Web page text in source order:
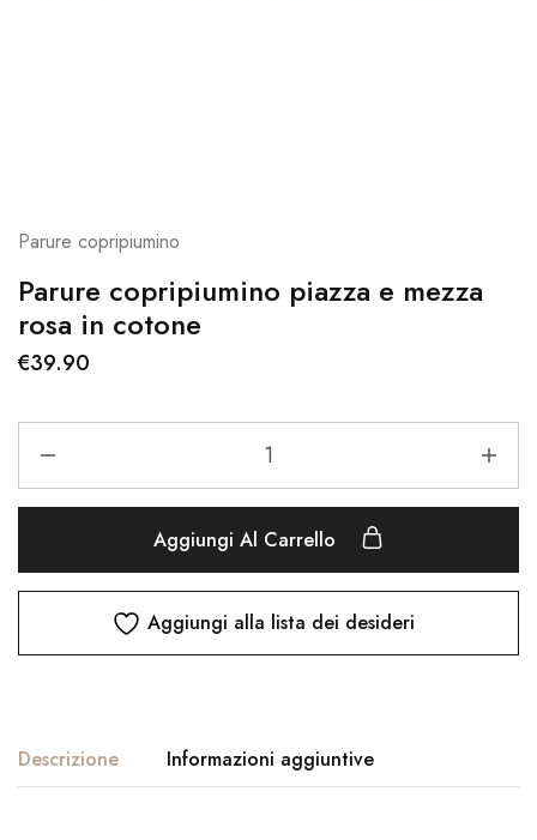
Parure copripiumino
Parure copripiumino piazza e mezza
rosa in cotone
€39.90
Aggiungi Al Carrello
Aggiungi alla lista dei desideri
Descrizione Informazioni aggiuntive